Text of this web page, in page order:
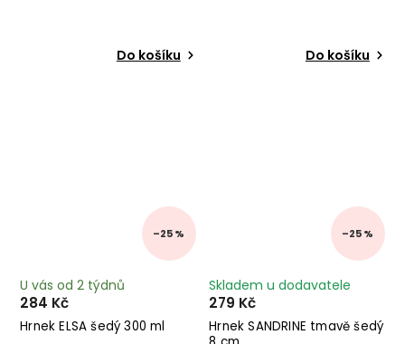
Do košíku Do košíku
–25 %
Hrnek ELSA šedý 300 ml
U vás od 2 týdnů
284 Kč
–25 %
Hrnek SANDRINE tmavě šedý
Skladem u dodavatele
279 Kč